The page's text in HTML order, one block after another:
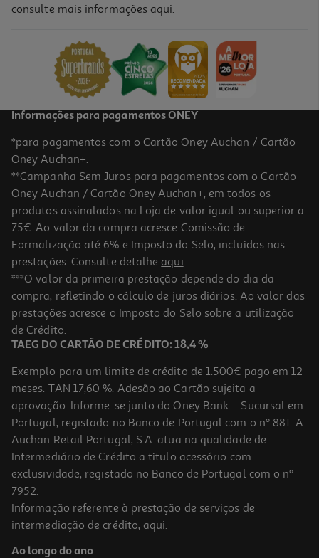
Caixa Com 12 Marcadores De Colorir Maxi Auchan
5.0
Conjunto De 24 Canetas De Feltro Auchan Maxi
7.99 €/un
7,99 €
Conjunto De 12 Marcadores Auchan De Colorir
2.19 €/un
consulte mais informações aqui.
Informações para pagamentos ONEY
*para pagamentos com o Cartão Oney Auchan / Cartão
Oney Auchan+.
**Campanha Sem Juros para pagamentos com o Cartão
Oney Auchan / Cartão Oney Auchan+, em todos os
produtos assinalados na Loja de valor igual ou superior a
75€. Ao valor da compra acresce Comissão de
Formalização até 6% e Imposto do Selo, incluídos nas
prestações. Consulte detalhe aqui.
***O valor da primeira prestação depende do dia da
compra, refletindo o cálculo de juros diários. Ao valor das
prestações acresce o Imposto do Selo sobre a utilização
de Crédito.
TAEG DO CARTÃO DE CRÉDITO: 18,4 %
Exemplo para um limite de crédito de 1.500€ pago em 12
meses. TAN 17,60 %. Adesão ao Cartão sujeita a
aprovação. Informe-se junto do Oney Bank – Sucursal em
Portugal, registado no Banco de Portugal com o nº 881. A
Auchan Retail Portugal, S.A. atua na qualidade de
Intermediário de Crédito a título acessório com
exclusividade, registado no Banco de Portugal com o nº
7952.
Informação referente à prestação de serviços de
intermediação de crédito, aqui.
Ao longo do ano